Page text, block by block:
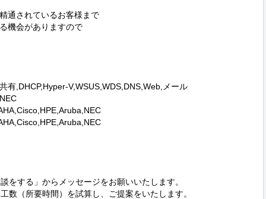
通されているお客様まで
機会がありますので
有,DHCP,Hyper-V,WSUS,WDS,DNS,Web,メール
をする」からメッセージをお願いいたします。
数（所要時間）を試算し、ご提案をいたします。